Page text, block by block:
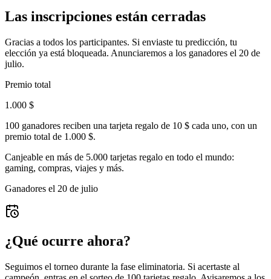
Las inscripciones están cerradas
Gracias a todos los participantes. Si enviaste tu predicción, tu
elección ya está bloqueada. Anunciaremos a los ganadores el 20 de
julio.
Premio total
1.000 $
100 ganadores reciben una tarjeta regalo de 10 $ cada uno, con un
premio total de 1.000 $.
Canjeable en más de 5.000 tarjetas regalo en todo el mundo:
gaming, compras, viajes y más.
Ganadores el 20 de julio
¿Qué ocurre ahora?
Seguimos el torneo durante la fase eliminatoria. Si acertaste al